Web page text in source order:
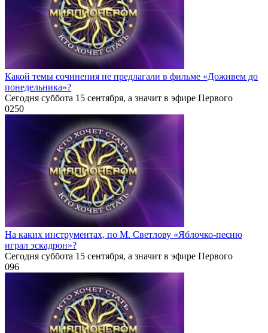
Какой темы сочинения не предлагали в фильме «Доживем до
понедельника»?
Сегодня суббота 15 сентября, а значит в эфире Первого
0250
На каких инструментах, по М. Светлову «Яблочко-песню
играл эскадрон»?
Сегодня суббота 15 сентября, а значит в эфире Первого
096